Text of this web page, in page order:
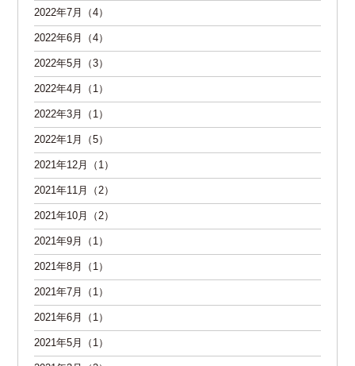
2022年7月（4）
2022年6月（4）
2022年5月（3）
2022年4月（1）
2022年3月（1）
2022年1月（5）
2021年12月（1）
2021年11月（2）
2021年10月（2）
2021年9月（1）
2021年8月（1）
2021年7月（1）
2021年6月（1）
2021年5月（1）